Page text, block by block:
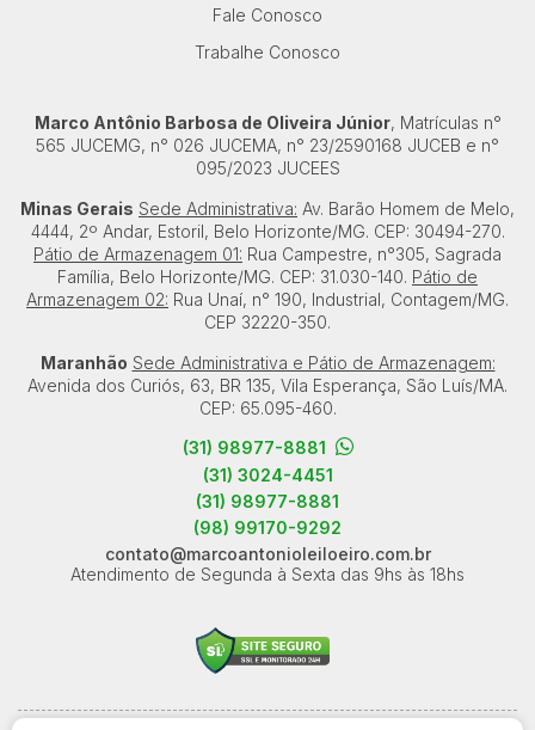
Fale Conosco
Trabalhe Conosco
Marco Antônio Barbosa de Oliveira Júnior, Matrículas n°
565 JUCEMG, n° 026 JUCEMA, n° 23/2590168 JUCEB e n°
095/2023 JUCEES
Minas Gerais Sede Administrativa: Av. Barão Homem de Melo,
4444, 2º Andar, Estoril, Belo Horizonte/MG. CEP: 30494-270.
Pátio de Armazenagem 01: Rua Campestre, n°305, Sagrada
Família, Belo Horizonte/MG. CEP: 31.030-140. Pátio de
Armazenagem 02: Rua Unaí, n° 190, Industrial, Contagem/MG.
CEP 32220-350.
Maranhão Sede Administrativa e Pátio de Armazenagem:
Avenida dos Curiós, 63, BR 135, Vila Esperança, São Luís/MA.
CEP: 65.095-460.
(31) 98977-8881
(31) 3024-4451
(31) 98977-8881
(98) 99170-9292
contato@marcoantonioleiloeiro.com.br
Atendimento de Segunda à Sexta das 9hs às 18hs